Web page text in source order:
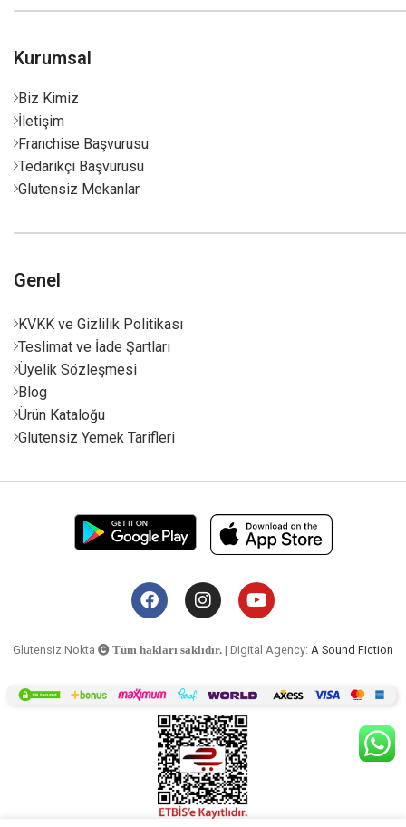
Kurumsal
Biz Kimiz
İletişim
Franchise Başvurusu
Tedarikçi Başvurusu
Glutensiz Mekanlar
Genel
KVKK ve Gizlilik Politikası
Teslimat ve İade Şartları
Üyelik Sözleşmesi
Blog
Ürün Kataloğu
Glutensiz Yemek Tarifleri
Glutensiz Nokta Tüm hakları saklıdır. | Digital Agency: A Sound Fiction